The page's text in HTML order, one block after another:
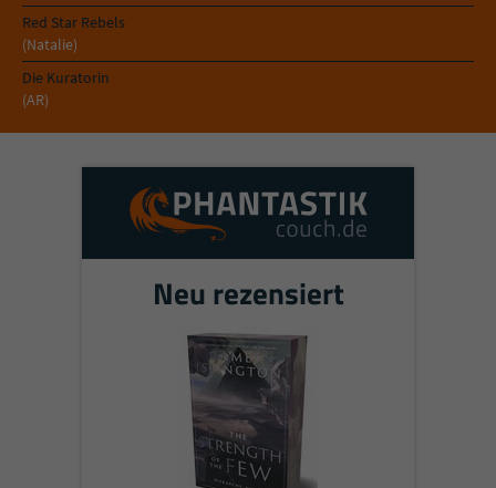
Red Star Rebels
(Natalie)
Die Kuratorin
(AR)
Neu rezensiert